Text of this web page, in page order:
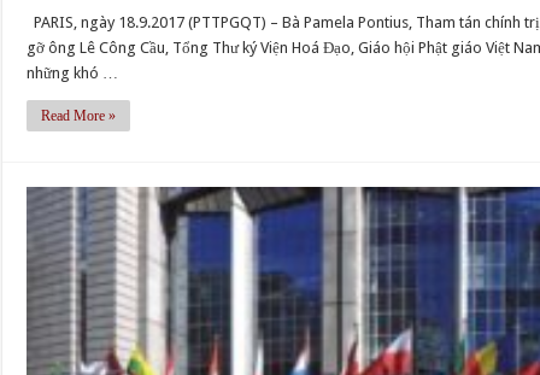
PARIS, ngày 18.9.2017 (PTTPGQT) – Bà Pamela Pontius, Tham tán chính
gỡ ông Lê Công Cầu, Tổng Thư ký Viện Hoá Đạo, Giáo hội Phật giáo Việt
những khó …
Read More »